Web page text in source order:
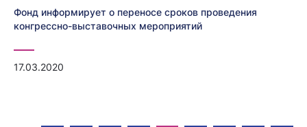
Фонд информирует о переносе сроков проведения
конгрессно-выставочных мероприятий
17.03.2020